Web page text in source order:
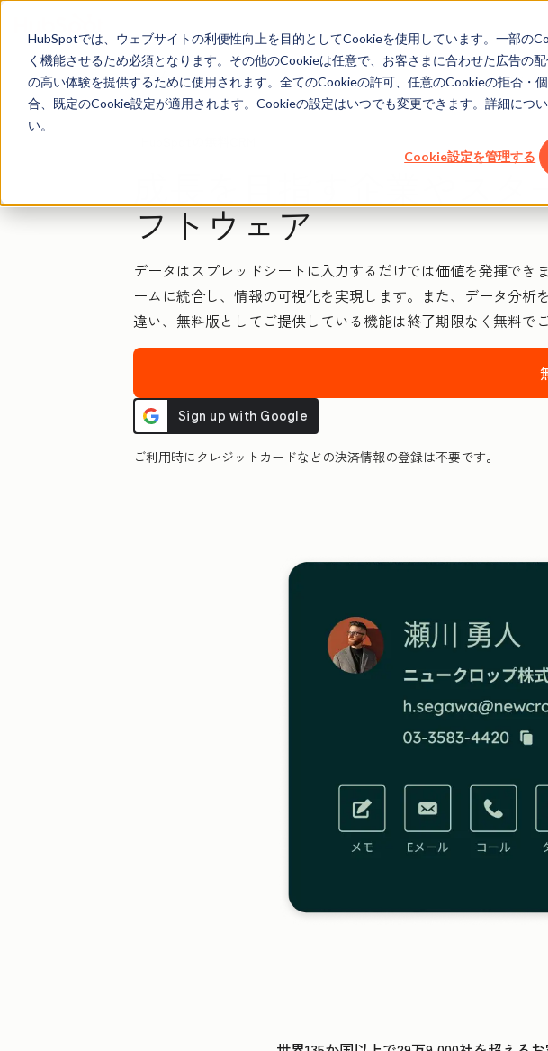
HubSpotでは、ウェブサイトの利便性向上を目的としてCookieを使用しています。一部の
く機能させるため必須となります。その他のCookieは任意で、お客さまに合わせた広告の
の高い体験を提供するために使用されます。全てのCookieの許可、任意のCookieの拒否・
合、既定のCookie設定が適用されます。Cookieの設定はいつでも変更できます。詳細につ
い。
Cookie設定を管理する
ホーム
成長を目指す企業やス
フトウェア
データはスプレッドシートに入力するだけでは価値を発揮でき
ームに統合し、情報の可視化を実現します。また、データ分
違い、無料版としてご提供している機能は終了期限なく無料で
ご利用時にクレジットカードなどの決済情報の登録は不要です。